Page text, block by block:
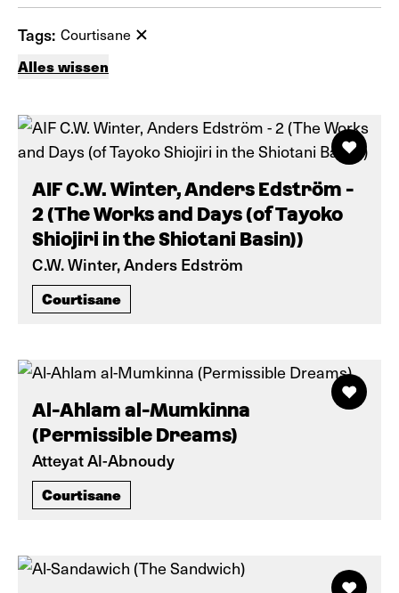
Tags: Courtisane
Alles wissen
AIF C.W. Winter, Anders Edström -
2 (The Works and Days (of Tayoko
Shiojiri in the Shiotani Basin))
C.W. Winter, Anders Edström
Courtisane
Al-Ahlam al-Mumkinna
(Permissible Dreams)
Atteyat Al-Abnoudy
Courtisane